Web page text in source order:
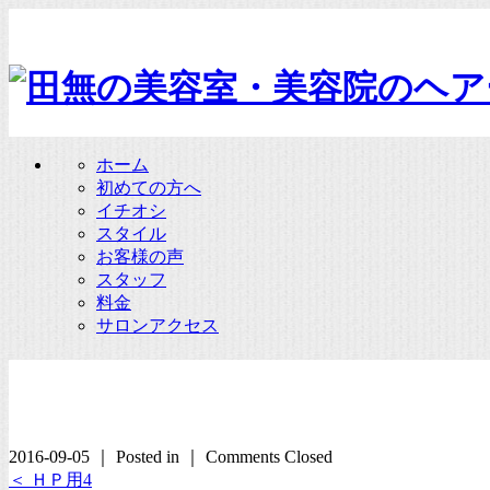
ホーム
初めての方へ
イチオシ
スタイル
お客様の声
スタッフ
料金
サロンアクセス
2016-09-05 ｜ Posted in ｜ Comments Closed
＜ ＨＰ用4